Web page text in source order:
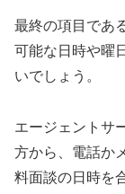
最終の項目であ
可能な日時や曜
いでしょう。
エージェントサ
方から、電話か
料面談の日時を